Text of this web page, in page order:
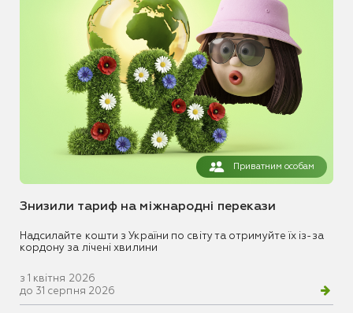
Приватним особам
Знизили тариф на міжнародні перекази
Надсилайте кошти з України по світу та отримуйте їх із-за
кордону за лічені хвилини
з 1 квітня 2026
до 31 серпня 2026